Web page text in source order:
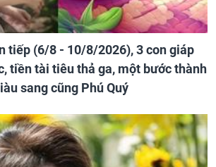
tiếp (6/8 - 10/8/2026), 3 con giáp
tiền tài tiêu thả ga, một bước thành
sang cũng Phú Quý